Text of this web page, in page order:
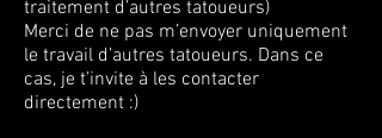
traitement d’autres tatoueurs)
Merci de ne pas m’envoyer uniquement
le travail d’autres tatoueurs. Dans ce
cas, je t’invite à les contacter
directement :)